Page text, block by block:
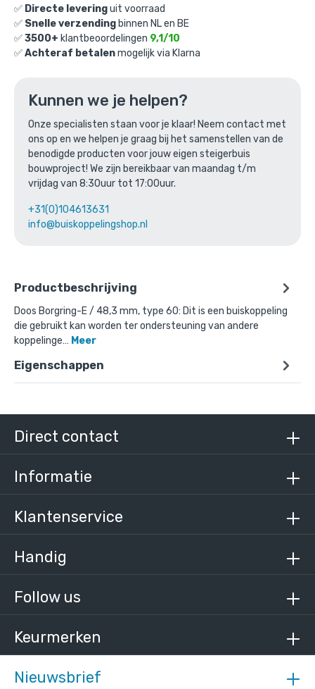
✅ Directe leveringuit voorraad
✅ Snelle verzending binnen NL en BE
✅3500+ klantbeoordelingen 9,1/10
✅Achteraf betalenmogelijk via Klarna
Kunnen we je helpen?
Onze specialisten staan voor je klaar! Neem contact met
ons op en we helpen je graag bij het samenstellen van de
benodigde producten voor jouw eigen steigerbuis
bouwproject! We zijn bereikbaar van maandag t/m
vrijdag van 8:30uur tot 17:00uur.
+31(0)104613631
info@buiskoppelingshop.nl
Productbeschrijving
Doos Borgring-E / 48,3 mm, type 60: Dit is een buiskoppeling
die gebruikt kan worden ter ondersteuning van andere
koppelinge… Meer
Eigenschappen
€497,64 incl. BTW/ stuk
€411,27 excl. BTW
Ga naar winkelmandje
Bovenstaande product wordt vaak
gecombineerd met:
€ 12,50 excl. BTW
Nieuwsbrief
Follow us
Keurmerken
Direct contact
Informatie
Klantenservice
Handig